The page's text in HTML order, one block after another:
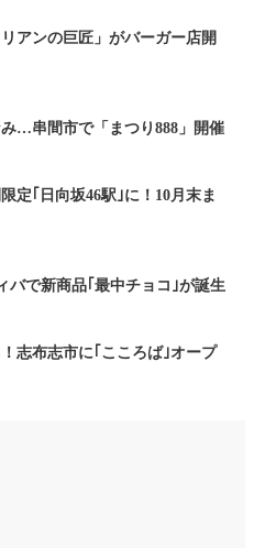
アンの巨匠」がバーガー店開
み…串間市で「まつり888」開催
定｢日向坂46駅｣に！10月末ま
バで新商品｢最中チョコ｣が誕生
志布志市に｢こころば｣オープ